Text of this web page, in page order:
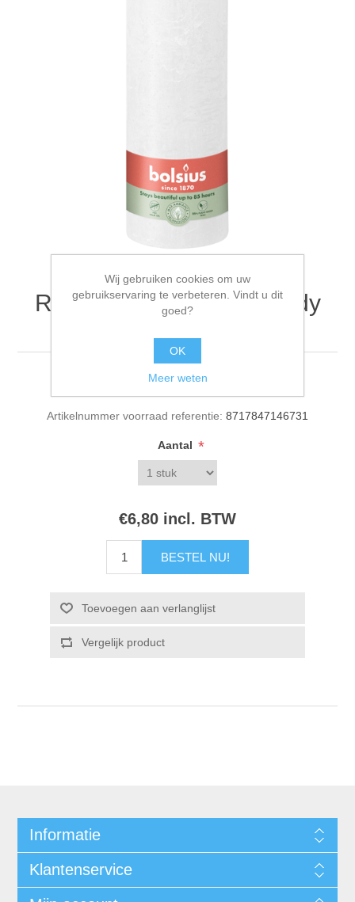
Rustiek stompkaars cloudy
Rustiek stompkaars cloudy white 190/68
Artikelnummer voorraad referentie: 8717847146731
Aantal *
€6,80 incl. BTW
Informatie
Klantenservice
Wij gebruiken cookies om uw
gebruikservaring te verbeteren. Vindt u dit
goed?
OK
Meer weten